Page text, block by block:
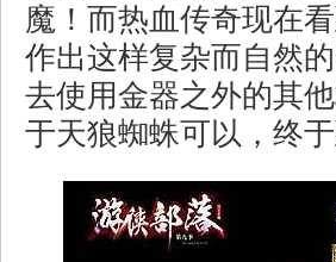
魔！而热血传奇现在
作出这样复杂而自然
去使用金器之外的其
于天狼蜘蛛可以，终